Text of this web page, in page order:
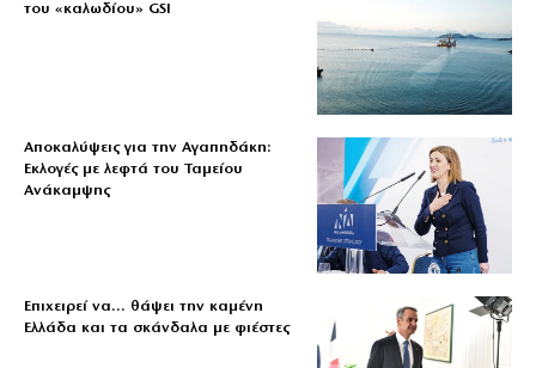
του «καλωδίου» GSI
Αποκαλύψεις για την Αγαπηδάκη:
Εκλογές με λεφτά του Ταμείου
Ανάκαμψης
Επιχειρεί να… θάψει την καμένη
Ελλάδα και τα σκάνδαλα με φιέστες